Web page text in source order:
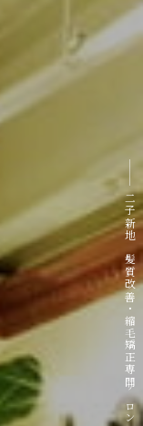
二子新地 髪質改善・縮毛矯正専門サロン